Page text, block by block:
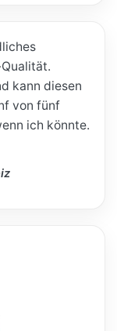
kann diesen
von fünf
ich könnte.